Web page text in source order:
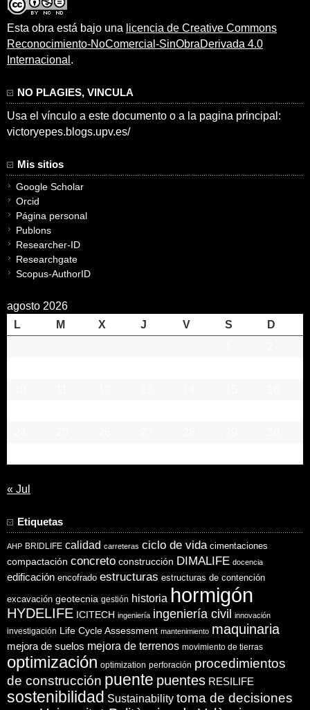
Esta obra está bajo una licencia de Creative Commons
Reconocimiento-NoComercial-SinObraDerivada 4.0
Internacional .
NO PLAGIES, VINCULA
Usa el vínculo a este documento o a la pagina principal:
victoryepes.blogs.upv.es/
Mis sitios
Google Scholar
Orcid
Página personal
Publons
Researcher-ID
Researchgate
Scopus-AuthorID
agosto 2026
L
M X J V S
D
« Jul
Etiquetas
AHP BRIDLIFE calidad carreteras ciclo de vida cimentaciones
compactación concreto construcción DIMALIFE docencia
edificación encofrado estructuras estructuras de contención
excavación geotecnia gestión historia hormigón
HYDELIFE ICITECH ingeniería ingeniería civil innovación
investigación Life Cycle Assessment mantenimiento maquinaria
mejora de suelos mejora de terrenos movimiento de tierras
optimización optimization perforación procedimientos
de construcción puente puentes RESILIFE
sostenibilidad Sustainability toma de decisiones